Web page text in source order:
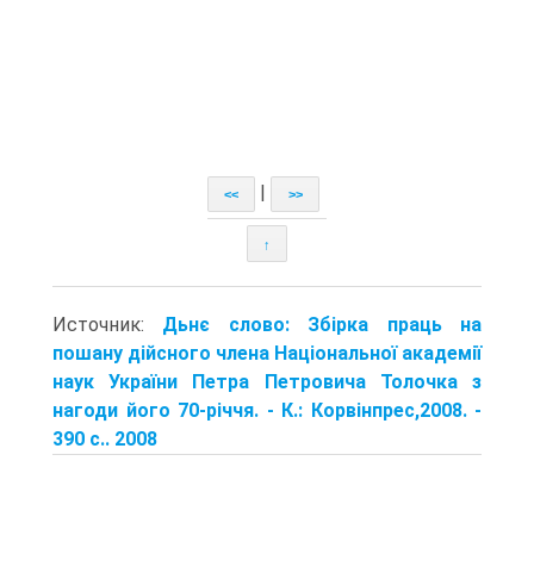
<< >>
↑
Источник: Дьнє слово: Збірка праць на
пошану дійсного члена Національної академії
наук України Петра Петровича Толочка з
нагоди його 70-річчя. - К.: Корвінпрес,2008. -
390 с.. 2008